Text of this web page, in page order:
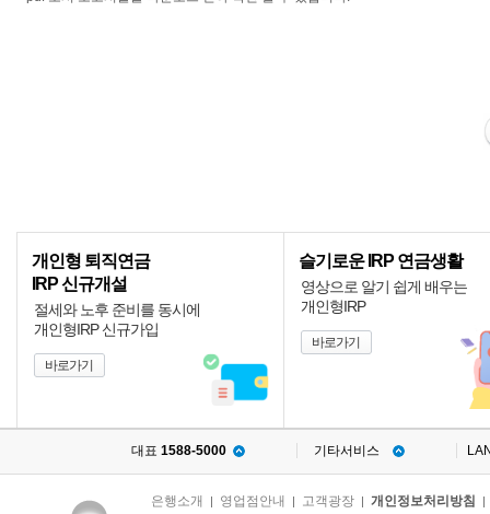
개인형 퇴직연금
IRP 신규개설
절세와 노후 준비를 동시에
개인형IRP 신규가입
바로가기
슬기로운 IRP 연금생활
영상으로 알기 쉽게 배우는
개인형IRP
바로가기
대표 1588-5000 기타서비스
은행소개 영업점안내 고객광장| 개인정보처리방침